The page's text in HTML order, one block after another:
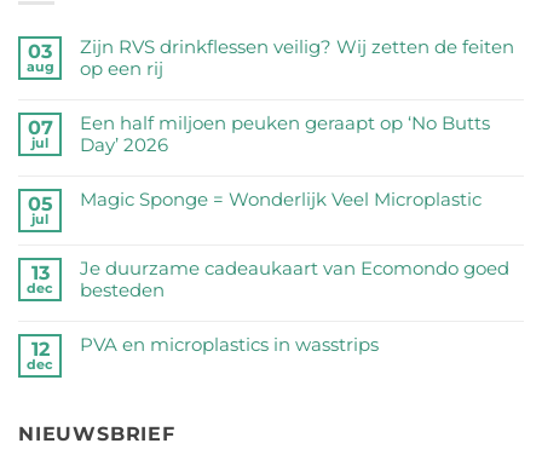
03
aug
Zijn RVS drinkflessen veilig? Wij zetten de feiten
op een rij
reacties
op
drinkflessen
zetten
de
op
07
jul
Een half miljoen peuken geraapt op ‘No Butts
Day’ 2026
reacties
half
miljoen
op
2026
05
jul
Magic Sponge = Wonderlijk Veel Microplastic
op
Magic
=
13
dec
Je duurzame cadeaukaart van Ecomondo goed
besteden
reacties
cadeaukaart
12
dec
PVA en microplastics in wasstrips
PVA
NIEUWSBRIEF